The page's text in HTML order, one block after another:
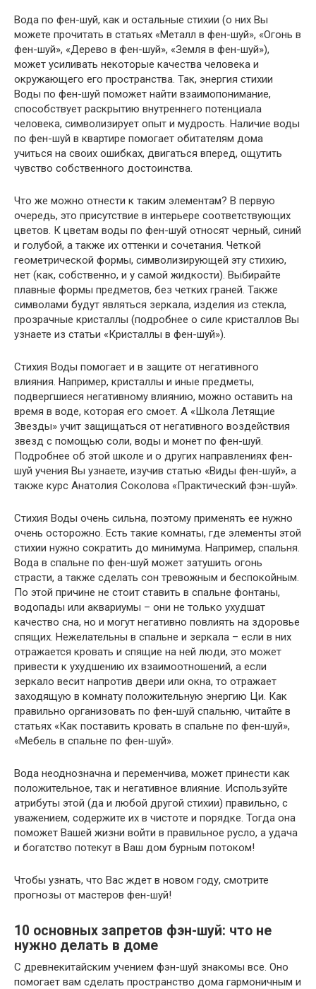
Вода по фен-шуй, как и остальные стихии (о них Вы
можете прочитать в статьях «Металл в фен-шуй», «Огонь в
фен-шуй», «Дерево в фен-шуй», «Земля в фен-шуй»),
может усиливать некоторые качества человека и
окружающего его пространства. Так, энергия стихии
Воды по фен-шуй поможет найти взаимопонимание,
способствует раскрытию внутреннего потенциала
человека, символизирует опыт и мудрость. Наличие воды
по фен-шуй в квартире помогает обитателям дома
учиться на своих ошибках, двигаться вперед, ощутить
чувство собственного достоинства.
Что же можно отнести к таким элементам? В первую
очередь, это присутствие в интерьере соответствующих
цветов. К цветам воды по фен-шуй относят черный, синий
и голубой, а также их оттенки и сочетания. Четкой
геометрической формы, символизирующей эту стихию,
нет (как, собственно, и у самой жидкости). Выбирайте
плавные формы предметов, без четких граней. Также
символами будут являться зеркала, изделия из стекла,
прозрачные кристаллы (подробнее о силе кристаллов Вы
узнаете из статьи «Кристаллы в фен-шуй»).
Стихия Воды помогает и в защите от негативного
влияния. Например, кристаллы и иные предметы,
подвергшиеся негативному влиянию, можно оставить на
время в воде, которая его смоет. А «Школа Летящие
Звезды» учит защищаться от негативного воздействия
звезд с помощью соли, воды и монет по фен-шуй.
Подробнее об этой школе и о других направлениях фен-
шуй учения Вы узнаете, изучив статью «Виды фен-шуй», а
также курс Анатолия Соколова «Практический фэн-шуй».
Стихия Воды очень сильна, поэтому применять ее нужно
очень осторожно. Есть такие комнаты, где элементы этой
стихии нужно сократить до минимума. Например, спальня.
Вода в спальне по фен-шуй может затушить огонь
страсти, а также сделать сон тревожным и беспокойным.
По этой причине не стоит ставить в спальне фонтаны,
водопады или аквариумы – они не только ухудшат
качество сна, но и могут негативно повлиять на здоровье
спящих. Нежелательны в спальне и зеркала – если в них
отражается кровать и спящие на ней люди, это может
привести к ухудшению их взаимоотношений, а если
зеркало весит напротив двери или окна, то отражает
заходящую в комнату положительную энергию Ци. Как
правильно организовать по фен-шуй спальню, читайте в
статьях «Как поставить кровать в спальне по фен-шуй»,
«Мебель в спальне по фен-шуй».
Вода неоднозначна и переменчива, может принести как
положительное, так и негативное влияние. Используйте
атрибуты этой (да и любой другой стихии) правильно, с
уважением, содержите их в чистоте и порядке. Тогда она
поможет Вашей жизни войти в правильное русло, а удача
и богатство потекут в Ваш дом бурным потоком!
Чтобы узнать, что Вас ждет в новом году, смотрите
прогнозы от мастеров фен-шуй!
10 основных запретов фэн-шуй: что не
нужно делать в доме
С древнекитайским учением фэн-шуй знакомы все. Оно
помогает вам сделать пространство дома гармоничным и